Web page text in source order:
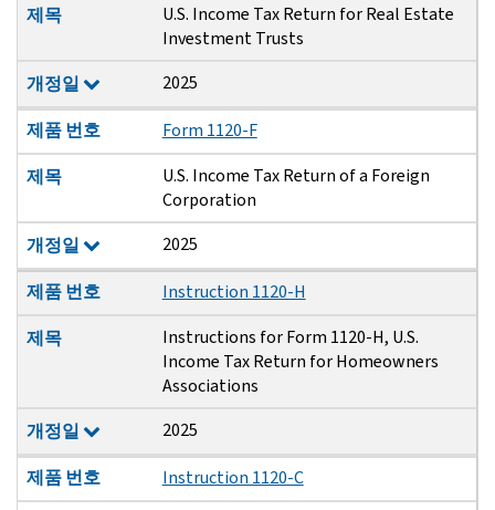
제목
U.S. Income Tax Return for Real Estate
Investment Trusts
개정일
2025
제품 번호
Form 1120-F
제목
U.S. Income Tax Return of a Foreign
Corporation
개정일
2025
제품 번호
Instruction 1120-H
제목
Instructions for Form 1120-H, U.S.
Income Tax Return for Homeowners
Associations
개정일
2025
제품 번호
Instruction 1120-C